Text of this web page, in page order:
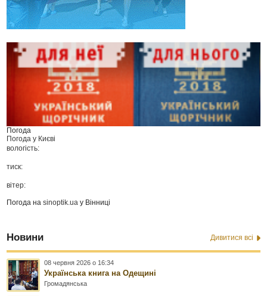
Погода
Погода у Києві
вологість:
тиск:
вітер:
Погода наsinoptik.ua у Вінниці
Новини Дивитися всі
08 червня 2026 о 16:34
Українська книга на Одещині
Громадянська